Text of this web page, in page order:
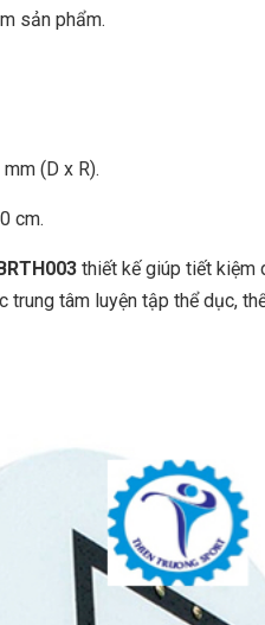
sản phẩm.
(D x R).
cm.
thiết kế giúp tiết kiệm
tâm luyện tập thể dục,